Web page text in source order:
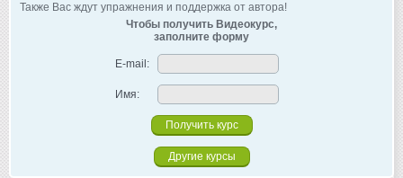
Также Вас ждут упражнения и поддержка от автора!
Чтобы получить Видеокурс,
заполните форму
E-mail:
Имя:
Другие курсы